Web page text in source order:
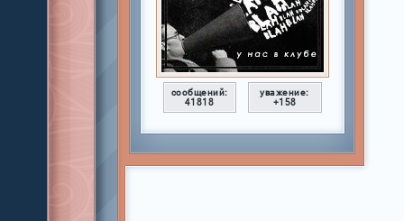
сообщений:
41818
уважение:
+158